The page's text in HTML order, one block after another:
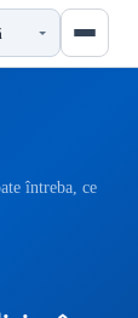
întreba, ce